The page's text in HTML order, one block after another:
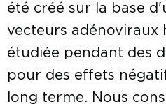
été créé sur la base
vecteurs adénoviraux
étudiée pendant des
pour des effets
long terme. Nous